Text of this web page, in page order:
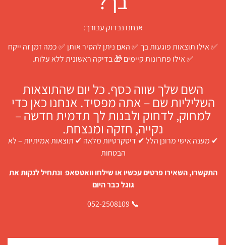
אנחנו נבדוק עבורך:
✅ אילו תוצאות פוגעות בך ✅ האם ניתן להסיר אותן ✅ כמה זמן זה ייקח
✅ אילו פתרונות קיימים 🎁 בדיקה ראשונית ללא עלות.
השם שלך שווה כסף. כל יום שהתוצאות
השליליות שם – אתה מפסיד. אנחנו כאן כדי
למחוק, לדחוק ולבנות לך תדמית חדשה –
נקייה, חזקה ומנצחת.
✔ מענה אישי מרונן הלל ✔ דיסקרטיות מלאה ✔ תוצאות אמיתיות – לא
הבטחות
התקשרו, השאירו פרטים עכשיו או שילחו וואטסאפ ונתחיל לנקות את
גוגל כבר היום
📞 052-2508109